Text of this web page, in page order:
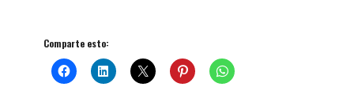
Comparte esto: